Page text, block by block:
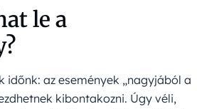
le a
időnk: az események „nagyjából a
kibontakozni. Úgy véli,